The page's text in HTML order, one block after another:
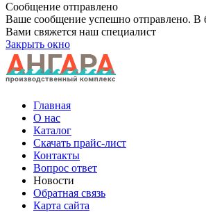
Сообщение отправлено
Ваше сообщение успешно отправлено. В
Вами свяжется наш специалист
Закрыть окно
Главная
О нас
Каталог
Скачать прайс-лист
Контакты
Вопрос ответ
Новости
Обратная связь
Карта сайта